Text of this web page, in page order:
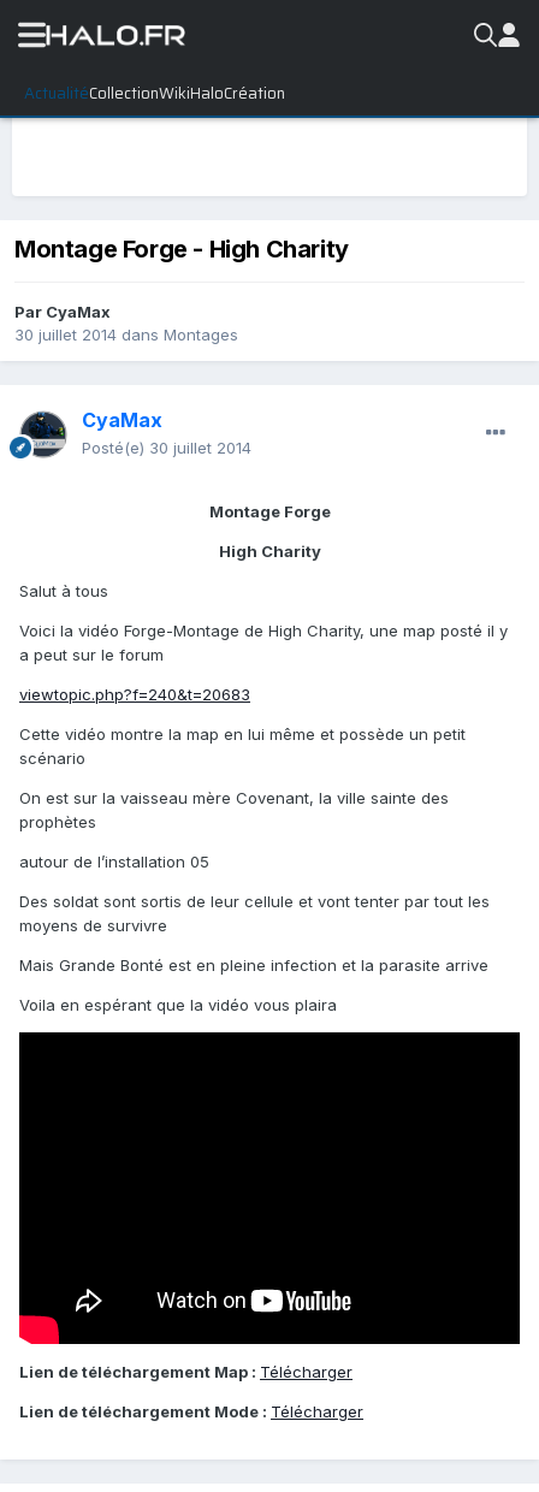
ActualitéCollectionWikiHaloCréation
Montage Forge - High Charity
Par CyaMax
30 juillet 2014 dans Montages
CyaMax
Posté(e) 30 juillet 2014
Montage Forge
High Charity
Salut à tous
Voici la vidéo Forge-Montage de High Charity, une map posté il y
a peut sur le forum
viewtopic.php?f=240&t=20683
Cette vidéo montre la map en lui même et possède un petit
scénario
On est sur la vaisseau mère Covenant, la ville sainte des
prophètes
autour de l’installation 05
Des soldat sont sortis de leur cellule et vont tenter par tout les
moyens de survivre
Mais Grande Bonté est en pleine infection et la parasite arrive
Voila en espérant que la vidéo vous plaira
Lien de téléchargement Map : Télécharger
Lien de téléchargement Mode : Télécharger